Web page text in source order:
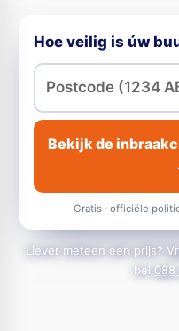
Hoe veilig is úw
Bekijk de
Gratis · officiële
Liever meteen een prijs?
bel 088